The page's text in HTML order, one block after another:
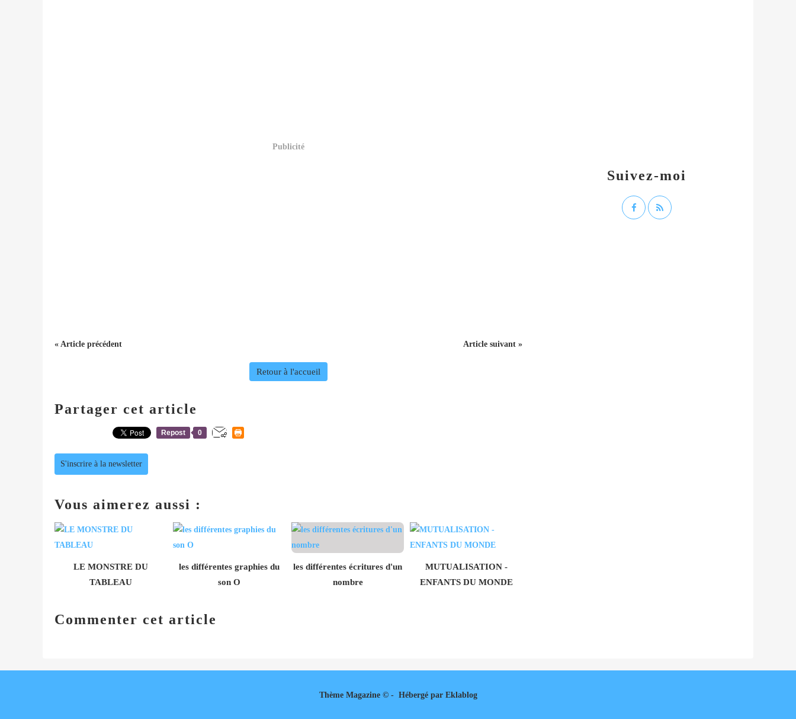
Publicité
« Article précédent Article suivant »
Retour à l'accueil
Partager cet article
Repost 0
S'inscrire à la newsletter
Vous aimerez aussi :
LE MONSTRE DU
TABLEAU
les différentes graphies du
son O
les différentes écritures d'un
nombre
MUTUALISATION -
ENFANTS DU MONDE
Commenter cet article
Suivez-moi
Thème Magazine © - Hébergé par Eklablog